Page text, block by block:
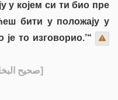
у којем си ти био пре
бити у положају у
то изговорио.’“
[صحيح البخاري - 4019]